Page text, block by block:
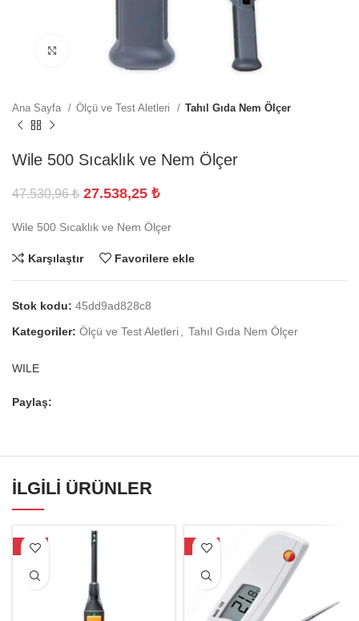
Büyütmek için tıklayın
Ana Sayfa Ölçü ve Test Aletleri Tahıl Gıda Nem Ölçer
Wile 500 Sıcaklık ve Nem Ölçer
47.530,96₺ 27.538,25 ₺
Wile 500 Sıcaklık ve Nem Ölçer
Karşılaştır Favorilere ekle
Stok kodu: 45dd9ad828c8
Kategoriler: Ölçü ve Test Aletleri Tahıl Gıda Nem Ölçer
WILE
Paylaş:
İLGILI ÜRÜNLER
-23% -35%